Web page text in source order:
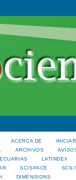
ACERCA DE
ARCHIVOS
LATINDEX
SCISPACE
DIMENSIONS